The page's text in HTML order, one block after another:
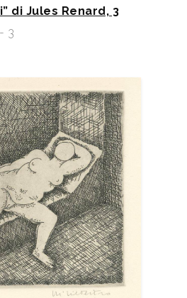
di Jules Renard, 3
3